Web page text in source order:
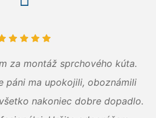
za montáž sprchového kúta.
páni ma upokojili, oboznámili
nakoniec dobre dopadlo.